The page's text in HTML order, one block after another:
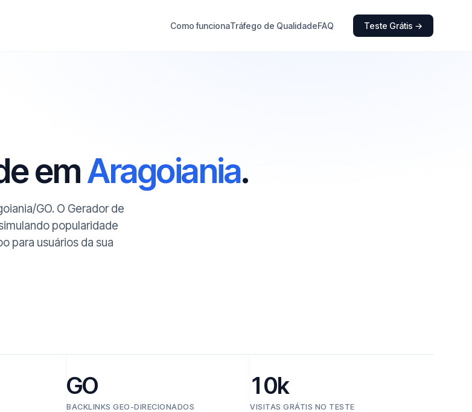
Como funcionaTráfego de QualidadeFAQ Teste Grátis →
emAragoiania.
GO. O Gerador de
popularidade
para usuários da sua
GO
BACKLINKS GEO-DIRECIONADOS
10k
VISITAS GRÁTIS NO TESTE